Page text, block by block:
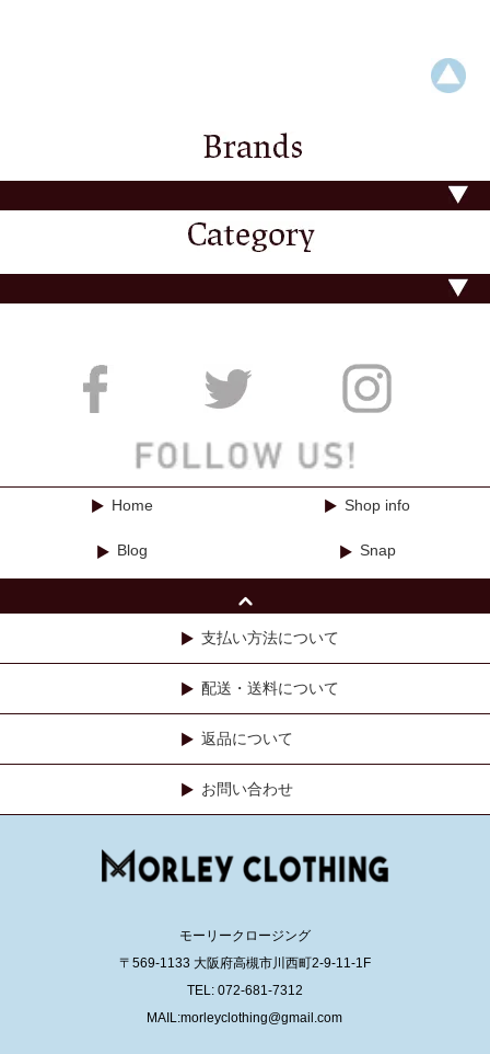
Home Shop info
Blog Snap
支払い方法について
配送・送料について
返品について
お問い合わせ
モーリークロージング
〒569-1133 大阪府高槻市川西町2-9-11-1F
TEL: 072-681-7312
MAIL:morleyclothing@gmail.com